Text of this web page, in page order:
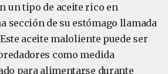
un tipo de aceite rico en
sección de su estómago llamada
aceite maloliente puede ser
como medida
para alimentarse durante